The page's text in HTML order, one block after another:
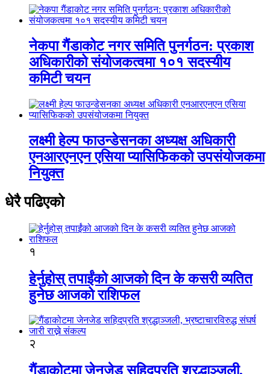
नेकपा गैंडाकोट नगर समिति पुनर्गठन: प्रकाश
अधिकारीको संयोजकत्वमा १०१ सदस्यीय
कमिटी चयन
लक्ष्मी हेल्प फाउन्डेसनका अध्यक्ष अधिकारी
एनआरएनएन एसिया प्यासिफिकको उपसंयोजकमा
नियुक्त
धेरै पढिएको
१
हेर्नुहोस् तपाईंको आजको दिन के कसरी व्यतित
हुनेछ आजको राशिफल
२
गैंडाकोटमा जेनजेड सहिदप्रति श्रद्धाञ्जली,